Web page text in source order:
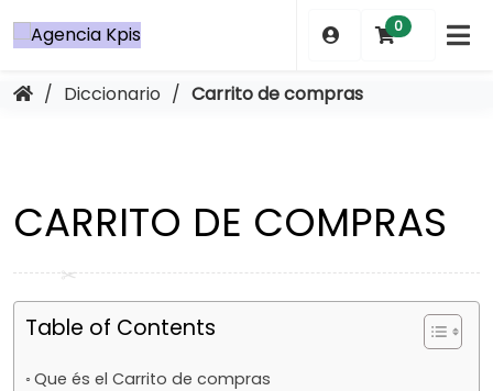
al
0
/ Diccionario / Carrito de compras
CARRITO DE COMPRAS
Table of Contents
Que és el Carrito de compras